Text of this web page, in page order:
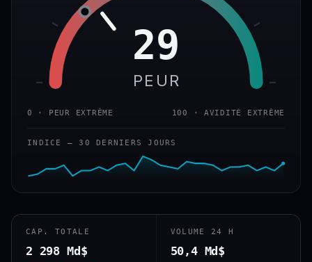
29
PEUR
0 · PEUR EXTRÊME 100 · AVIDITÉ EXTRÊME
INDICE — 30 DERNIERS JOURS
CAP. TOTALE
2 298 Md$
VOLUME 24 H
50,4 Md$